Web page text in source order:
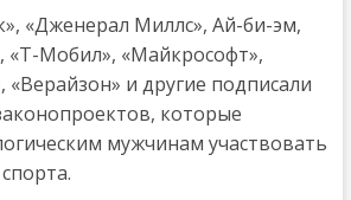
«Дженерал Миллс», Ай-би-эм,
«Т-Мобил», «Майкрософт»,
«Верайзон» и другие подписали
которые
мужчинам участвовать